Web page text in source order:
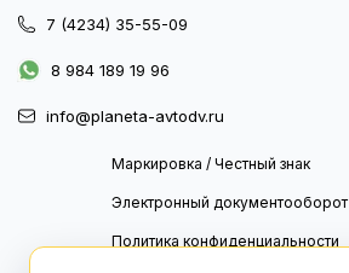
7 (4234) 35-55-09
8 984 189 19 96
info@planeta-avtodv.ru
Маркировка / Честный знак
Электронный документооборот
Политика конфиденциальности